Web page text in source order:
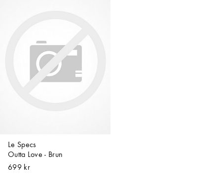
Le Specs
Outta Love - Brun
699 kr